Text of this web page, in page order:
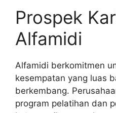
Prospek
Alfamidi
Alfamidi berkomitmen
kesempatan yang luas
berkembang.
program pelatihan dan